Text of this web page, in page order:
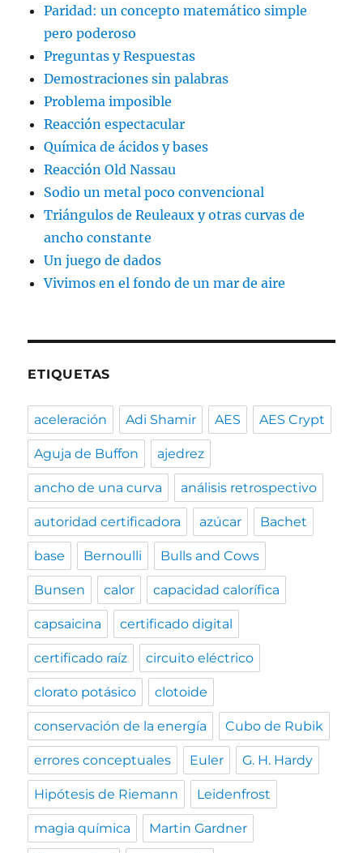
Paridad: un concepto matemático simple
pero poderoso
Preguntas y Respuestas
Demostraciones sin palabras
Problema imposible
Reacción espectacular
Química de ácidos y bases
Reacción Old Nassau
Sodio un metal poco convencional
Triángulos de Reuleaux y otras curvas de
ancho constante
Un juego de dados
Vivimos en el fondo de un mar de aire
ETIQUETAS
aceleración Adi Shamir AES AES Crypt
Aguja de Buffon ajedrez
ancho de una curva análisis retrospectivo
autoridad certificadora azúcar Bachet
base Bernoulli Bulls and Cows
Bunsen calor capacidad calorífica
capsaicina certificado digital
certificado raíz circuito eléctrico
clorato potásico clotoide
conservación de la energía Cubo de Rubik
errores conceptuales Euler G. H. Hardy
Hipótesis de Riemann Leidenfrost
magia química Martin Gardner